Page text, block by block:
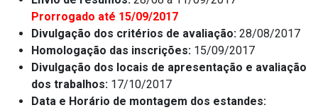
Prorrogado até 15/09/2017
Divulgação dos critérios de avaliação: 28/08/2017
Homologação das inscrições: 15/09/2017
Divulgação dos locais de apresentação e avaliação
dos trabalhos: 17/10/2017
Data e Horário de montagem dos estandes: